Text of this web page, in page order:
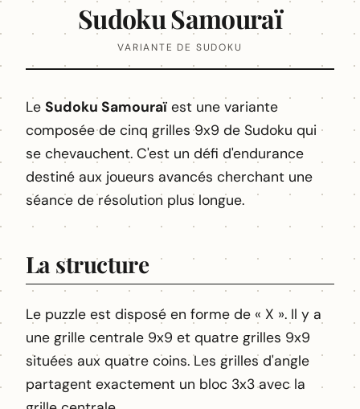
Sudoku Samouraï
VARIANTE DE SUDOKU
Le Sudoku Samouraï est une variante
composée de cinq grilles 9x9 de Sudoku qui
se chevauchent. C'est un défi d'endurance
destiné aux joueurs avancés cherchant une
séance de résolution plus longue.
La structure
Le puzzle est disposé en forme de « X ». Il y a
une grille centrale 9x9 et quatre grilles 9x9
situées aux quatre coins. Les grilles d'angle
partagent exactement un bloc 3x3 avec la